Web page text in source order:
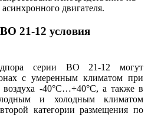
двигателя.
21-12 условия
серии ВО 21-12 могут
с умеренным климатом при
воздуха -40°С…+40°С, а также в
и холодным климатом
категории размещения по